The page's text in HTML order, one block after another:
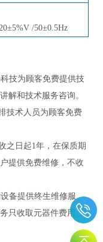
/50±0.5Hz
技为 顾客免费提供技
讲解和技术服务咨询。
技术人员为 顾客免费
之日起1年，在保质期
提供免费维修 ，不收
备提供终生维修服
只收取元器件费用。